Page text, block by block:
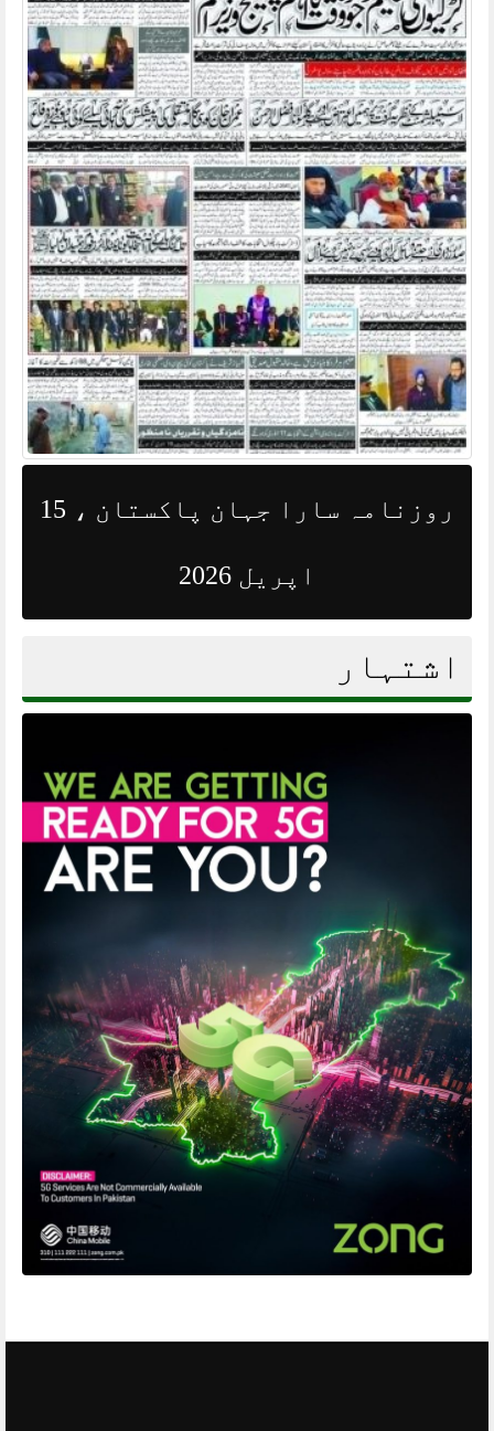
روزنامہ سارا جہان پاکستان ، 15
اپریل 2026
اشتہار